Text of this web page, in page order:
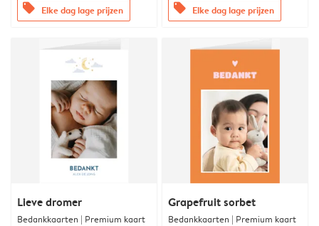
offers Elke dag lage prijzen offers Elke dag lage prijzen
Lieve dromer
Bedankkaarten | Premium kaart
Grapefruit sorbet
Bedankkaarten | Premium kaart